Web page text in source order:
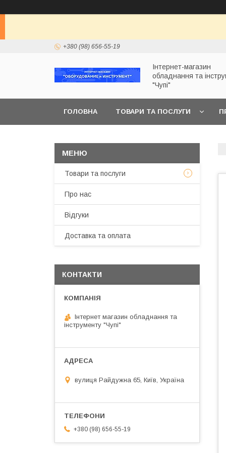
+380 (98) 656-55-19
Інтернет-магазин
обладнання та
"Чупі"
ГОЛОВНА ТОВАРИ ТА ПОСЛУГИ
Товари та послуги
Про нас
Відгуки
Доставка та оплата
КОНТАКТИ
Інтернет магазин обладнання та
інструменту "Чупі"
вулиця Райдужна 65, Київ, Україна
+380 (98) 656-55-19